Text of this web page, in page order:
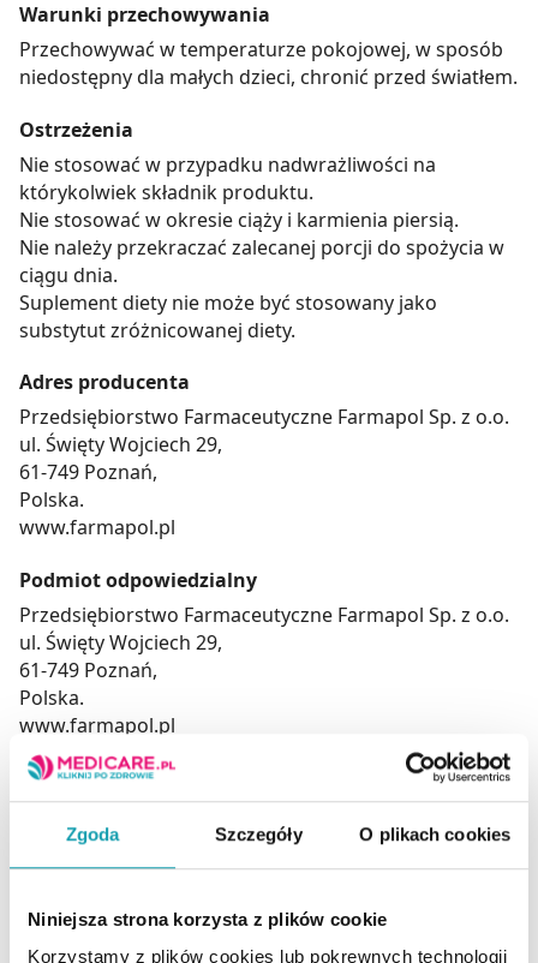
Zgoda Szczegóły O plikach cookies
Niniejsza strona korzysta z plików cookie
Korzystamy z plików cookies lub pokrewnych technologii
Warunki przechowywania
Przechowywać w temperaturze pokojowej, w sposób
niedostępny dla małych dzieci, chronić przed światłem.
Ostrzeżenia
Nie stosować w przypadku nadwrażliwości na
którykolwiek składnik produktu.
Nie stosować w okresie ciąży i karmienia piersią.
Nie należy przekraczać zalecanej porcji do spożycia w
ciągu dnia.
Suplement diety nie może być stosowany jako
substytut zróżnicowanej diety.
Adres producenta
Przedsiębiorstwo Farmaceutyczne Farmapol Sp. z o.o.
ul. Święty Wojciech 29,
61-749 Poznań,
Polska.
www.farmapol.pl
Podmiot odpowiedzialny
Przedsiębiorstwo Farmaceutyczne Farmapol Sp. z o.o.
ul. Święty Wojciech 29,
61-749 Poznań,
Polska.
www.farmapol.pl
Zalecana porcja
Suplement diety nie może być stosowany jak
substytut (zamiennik) zróżnicowanej diety.